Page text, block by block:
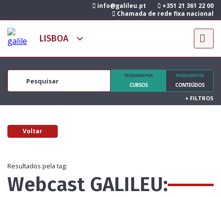
info@galileu.pt
+351 21 361 22 00
Chamada de rede fixa nacional
PESQUISAR POR
CURSOS
PESQUISAR POR
CONTEÚDOS
+ FILTROS
Voltar
Resultados pela tag:
Webcast GALILEU: